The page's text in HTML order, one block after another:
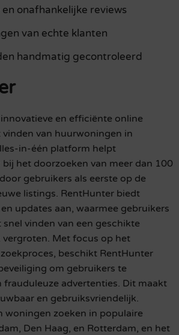
onafhankelijke reviews
van echte klanten
handmatig gecontroleerd
en efficiënte online
van huurwoningen in
in-één platform helpt
het doorzoeken van meer dan 100
gebruikers als eerste op de
listings. RentHunter biedt
updates aan, waarmee gebruikers
vinden van een geschikte
Met focus op het
beschikt RentHunter
om gebruikers te
frauduleuze advertenties. Dit maakt
en gebruiksvriendelijk.
woningen zoeken in populaire
Den Haag, en Rotterdam, en het